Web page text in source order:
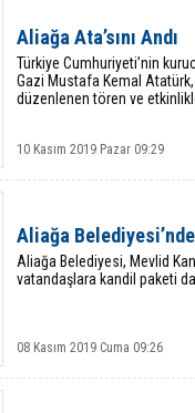
Aliağa Ata’sını Andı
Türkiye Cumhuriyeti’nin
Gazi Mustafa Kemal
düzenlenen tören ve etkinlikle
10 Kasım 2019 Pazar 09:29
Aliağa
Aliağa Belediyesi, Mevlid
vatandaşlara kandil paketi
08 Kasım 2019 Cuma 09:26